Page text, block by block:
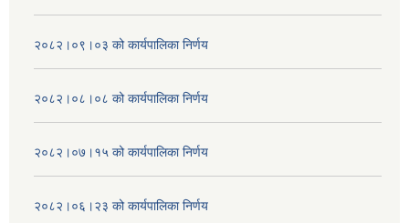
२०८२।०९।०३ को कार्यपालिका निर्णय
२०८२।०८।०८ को कार्यपालिका निर्णय
२०८२।०७।१५ को कार्यपालिका निर्णय
२०८२।०६।२३ को कार्यपालिका निर्णय